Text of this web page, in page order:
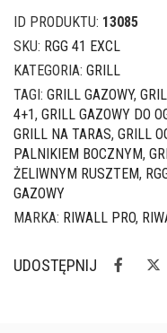
kW
5
palników
z
żeliwnym
rusztem
4+1
ID PRODUKTU: 13085
SKU: RGG 41 EXCL
KATEGORIA: GRILL
TAGI: GRILL GAZOWY,
4+1, GRILL GAZOWY DO
GRILL NA TARAS, GRILL
PALNIKIEM BOCZNYM,
ŻELIWNYM RUSZTEM,
GAZOWY
MARKA: RIWALL PRO,
UDOSTĘPNIJ